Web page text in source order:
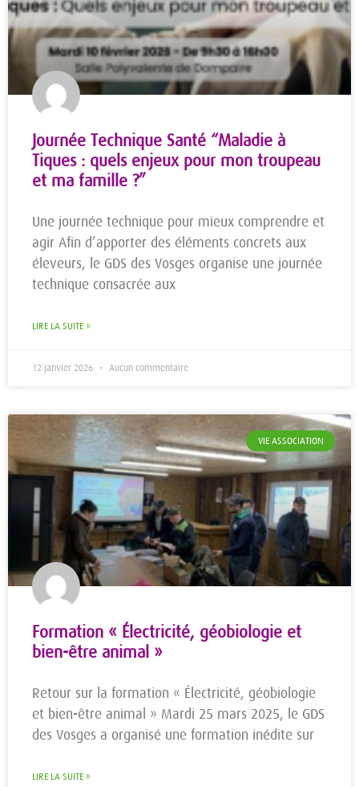
Journée Technique Santé “Maladie à
Tiques : quels enjeux pour mon troupeau
et ma famille ?”
Une journée technique pour mieux comprendre et
agir Afin d’apporter des éléments concrets aux
éleveurs, le GDS des Vosges organise une journée
technique consacrée aux
LIRE LA SUITE »
12 janvier 2026 Aucun commentaire
VIE ASSOCIATION
Formation « Électricité, géobiologie et
bien-être animal »
Retour sur la formation « Électricité, géobiologie
et bien-être animal » Mardi 25 mars 2025, le GDS
des Vosges a organisé une formation inédite sur
LIRE LA SUITE »